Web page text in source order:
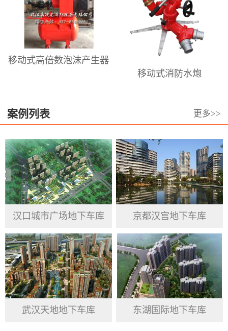
炮、移动式泡沫自摆炮、电动遥控
炮、隧道泡沫消火栓箱、室内外消防
栓、消防炮塔、泡沫降落槽，中、低
倍泡沫枪、泡沫喷头，高、中、低倍
数泡沫发生器、高.中.低倍数消防泡沫
设备和泡沫设计的高科技前沿阵地，
专业从事于居民、企业、政府机关、
公共事业单位的消防产品提供与服
务。澳龙公司坚持信用第一 、高质量
为基准， 重视品德操守、渴求变革突
破、力求绩效最优 ，服务于群众、接
受客户反馈意见，汲取市场经验，跟
业精神。将产品做到精益求精，努力
做到工匠精神，更好的为国家安防、
人民生命及财产安全建起一块坚硬的
基石。
移动式高倍数泡沫产生器
移动式消防水炮
案例列表 更多>>
汉口城市广场地下车库 京都汉宫地下车库
武汉天地地下车库 东湖国际地下车库